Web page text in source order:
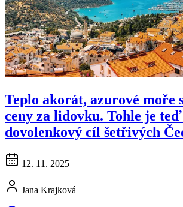
Teplo akorát, azurové moře
ceny za lidovku. Tohle je
dovolenkový cíl šetřivých
12. 11. 2025
Jana Krajková